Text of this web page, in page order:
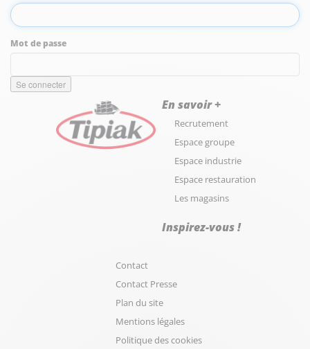
Mot de passe
En savoir +
Recrutement
Espace groupe
Espace industrie
Espace restauration
Les magasins
Inspirez-vous !
Contact
Contact Presse
Plan du site
Mentions légales
Politique des cookies